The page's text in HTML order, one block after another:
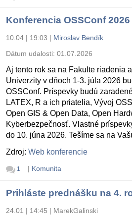
Konferencia OSSConf 2026
10.04 | 19:03 | Miroslav Bendík
Dátum udalosti: 01.07.2026
Aj tento rok sa na Fakulte riadenia
Univerzity v dňoch 1-3. júla 2026
OSSConf. Príspevky budú
LATEX, R a ich priatelia, Vývoj
Open GIS & Open Data, Open
Kyberbezpečnosť. Vlastné
do 10. júna 2026. Tešíme sa na
Zdroj: Web konferencie
1 | Komunita
Prihláste prednášku na 4.
24.01 | 14:45 | MarekGalinski